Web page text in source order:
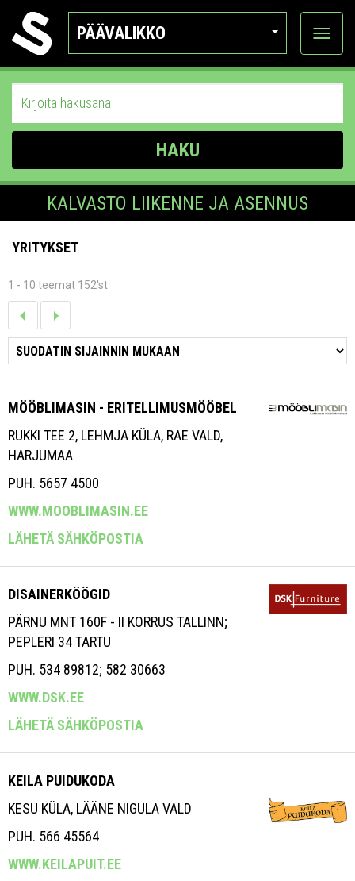
PÄÄVALIKKO
Näytä
HAKU
KALVASTO LIIKENNE JA ASENNUS
YRITYKSET
1 - 10 teemat 152'st
MÖÖBLIMASIN - ERITELLIMUSMÖÖBEL
RUKKI TEE 2, LEHMJA KÜLA, RAE VALD,
HARJUMAA
PUH. 5657 4500
WWW.MOOBLIMASIN.EE
LÄHETÄ SÄHKÖPOSTIA
DISAINERKÖÖGID
PÄRNU MNT 160F - II KORRUS TALLINN;
PEPLERI 34 TARTU
PUH. 534 89812; 582 30663
WWW.DSK.EE
LÄHETÄ SÄHKÖPOSTIA
KEILA PUIDUKODA
KESU KÜLA, LÄÄNE NIGULA VALD
PUH. 566 45564
WWW.KEILAPUIT.EE